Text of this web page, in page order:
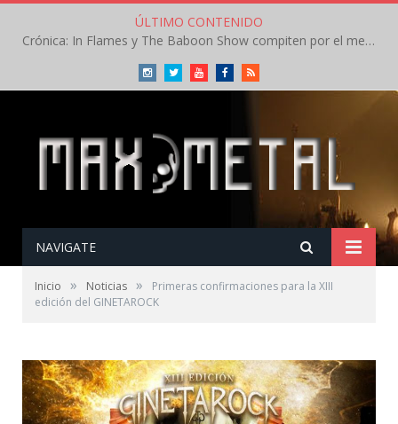
ÚLTIMO CONTENIDO
Crónica: In Flames y The Baboon Show compiten por el mejor concierto del día en el Leyendas del Rock – Viernes – Agosto 2026
InstagramTwitterYoutubeFacebookRSS
NAVIGATE
Inicio » Noticias »
Primeras confirmaciones para la XIII
edición del GINETAROCK